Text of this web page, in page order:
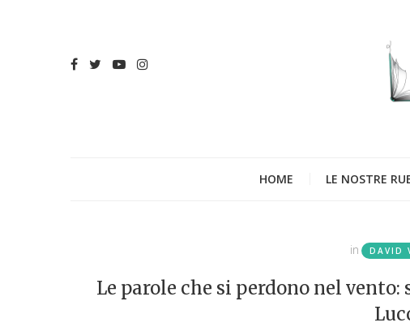
HOME LE NOSTRE
in DAVID
Le parole che si perdono nel